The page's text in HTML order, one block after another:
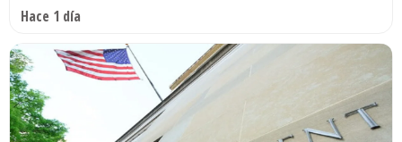
Hace 1 día